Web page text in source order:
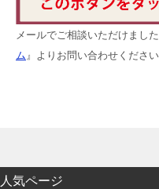
メールでご相談いただけまし
ム 』よりお問い合わせください
人気ページ